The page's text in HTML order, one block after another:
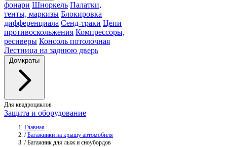
фонари Шноркель Палатки,
тенты, маркизы Блокировка
дифференциала Сенд-траки Цепи
противоскольжения Компрессоры,
ресиверы Консоль потолочная
Лестница на заднюю дверь
Домкраты
Для квадроциклов
Защита и оборудование
Главная
/ Багажники на крышу автомобиля
/ Багажник для лыж и сноубордов